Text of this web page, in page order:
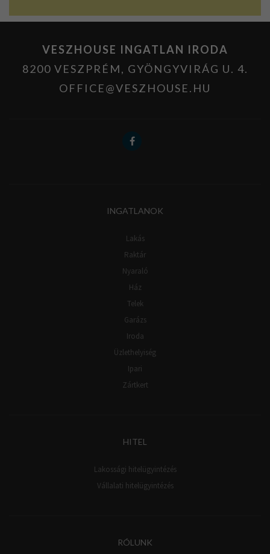
VESZHOUSE INGATLAN IRODA
8200 VESZPRÉM, GYÖNGYVIRÁG U. 4.
OFFICE@VESZHOUSE.HU
INGATLANOK
Lakás
Raktár
Nyaraló
Ház
Telek
Garázs
Iroda
Üzlethelyiség
Ipari
Zártkert
HITEL
Lakossági hitelügyintézés
Vállalati hitelügyintézés
RÓLUNK